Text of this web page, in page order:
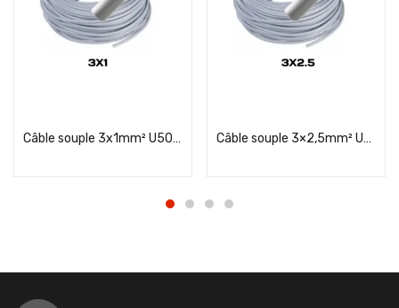
Câble souple 3x1mm² U500 SV1V TUMAG Câble souple 3×2,5mm² U500 SV1V NEXANS